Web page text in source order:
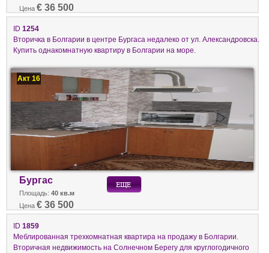
Цена € 36 500
ID 1254
Вторичка в Болгарии в центре Бургаса недалеко от ул. Александровска.
Купить однакомнатную квартиру в Болгарии на море.
Акт 16
Бургас
Площадь: 40 кв.м
Цена € 36 500
ID 1859
Меблированная трехкомнатная квартира на продажу в Болгарии.
Вторичная недвижимость на Солнечном Берегу для круглогодичного